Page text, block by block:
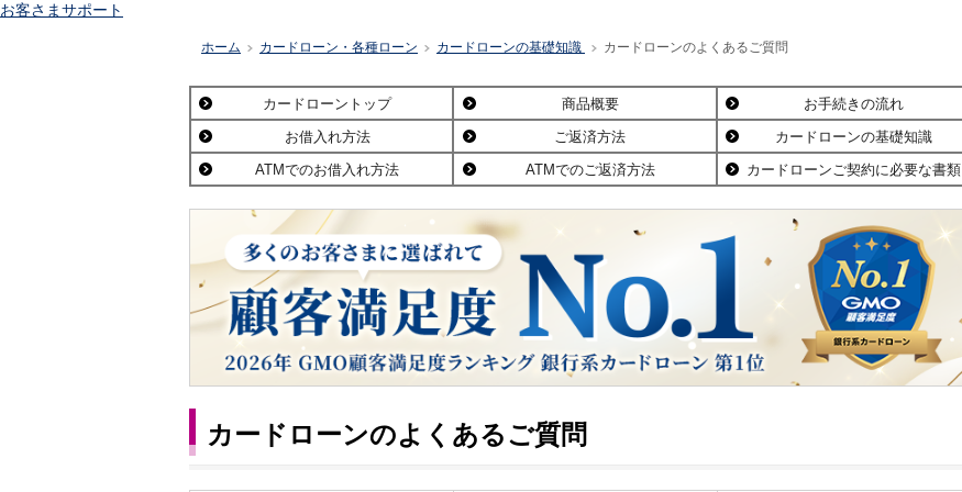
お客さまサポート
ホーム >カードローン・各種ローン >カードローンの基礎知識 カードローンのよくあるご質問
カードローントップ 商品概要
お手続きの流れ
お借入れ方法
ご返済方法
カードローンの基礎知識
ATMでのお借入れ方法
ATMでのご返済方法 カードローンご契約に必要な書類
カードローンのよくあるご質問